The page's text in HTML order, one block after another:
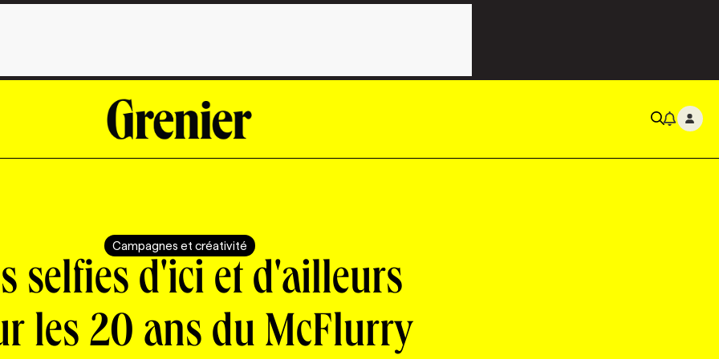
Campagnes et créativité
selfies d'ici et d'ailleurs
les 20 ans du McFlurry